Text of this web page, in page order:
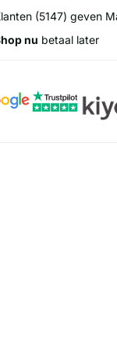
(5147) geven
nu betaal later